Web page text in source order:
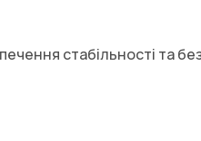
стабільності та